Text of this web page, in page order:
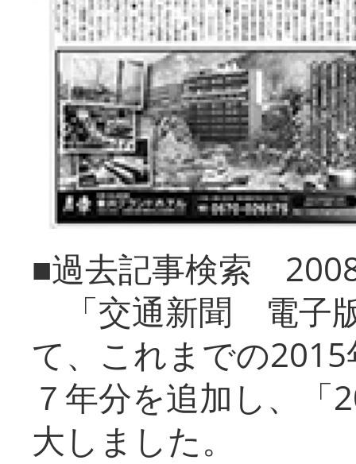
■過去記事検索
「交通新聞 電子
て、これまでの
７年分を追加し、「
大しまし